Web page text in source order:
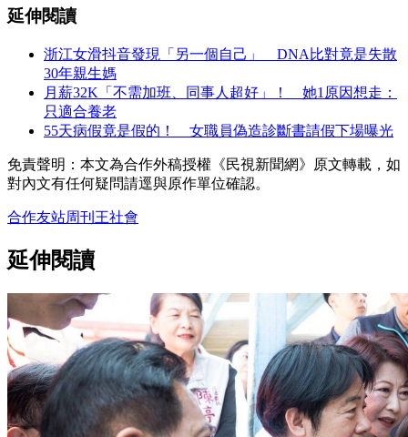
延伸閱讀
浙江女滑抖音發現「另一個自己」 DNA比對竟是失散
30年親生媽
月薪32K「不需加班、同事人超好」！ 她1原因想走：
只適合養老
55天病假竟是假的！ 女職員偽造診斷書請假下場曝光
免責聲明：本文為合作外稿授權《民視新聞網》原文轉載，如
對內文有任何疑問請逕與原作單位確認。
合作友站周刊王社會
延伸閱讀